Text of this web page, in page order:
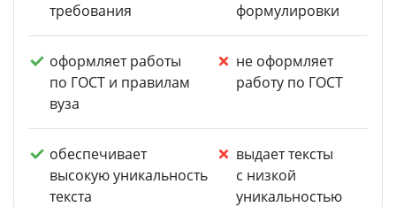
требования
формулировки
оформляет работы
по ГОСТ и правилам
вуза
не оформляет
работу по ГОСТ
обеспечивает
высокую уникальность
текста
выдает тексты
с низкой
уникальностью